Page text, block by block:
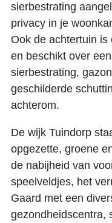
sierbestrating
privacy in je
Ook de achtertuin is
en beschikt over
sierbestrating,
geschilderde
achterom.
De wijk Tuindorp
opgezette, groene
de nabijheid van
speelveldjes, het
Gaard met een
gezondheidscentra,